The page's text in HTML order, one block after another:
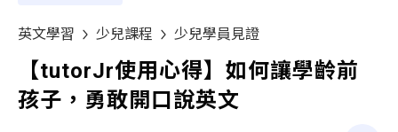
英文學習 少兒課程 少兒學員見證
【tutorJr使用心得】如何讓學齡前
孩子，勇敢開口說英文